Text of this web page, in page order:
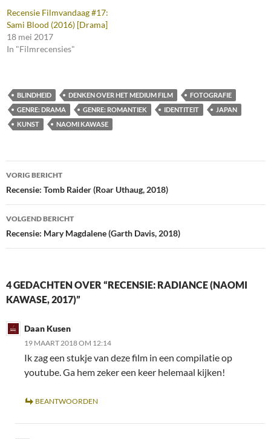
Recensie Filmvandaag #17:
Sami Blood (2016) [Drama]
18 mei 2017
In "Filmrecensies"
BLINDHEID DENKEN OVER HET MEDIUM FILM
FOTOGRAFIE
GENRE: DRAMA
GENRE: ROMANTIEK IDENTITEIT
JAPAN
KUNST
NAOMI KAWASE
Bericht
navigatie
VORIG BERICHT
Recensie: Tomb Raider (Roar Uthaug, 2018)
VOLGEND BERICHT
Recensie: Mary Magdalene (Garth Davis, 2018)
4 GEDACHTEN OVER “RECENSIE: RADIANCE (NAOMI
KAWASE, 2017)”
Daan Kusen
19 MAART 2018 OM 12:14
Ik zag een stukje van deze film in een compilatie op
youtube. Ga hem zeker een keer helemaal kijken!
BEANTWOORDEN